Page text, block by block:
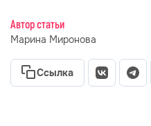
Автор статьи
Марина Миронова
Ссылка